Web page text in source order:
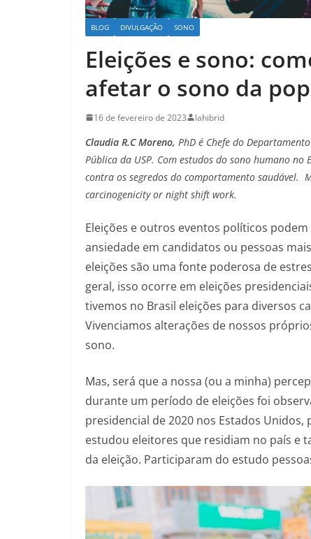
BLOG DIVULGAÇÃO SONO
Eleições e sono:
afetar o sono da
16 de fevereiro de 2023 lahibrid
Claudia R.C Moreno, PhD é Chefe do
Pública da USP. Com estudos do sono humano
contra os segredos do comportamento saudável.
carcinogenicity or night shift work.
Eleições e outros eventos políticos
ansiedade em candidatos ou pessoas
eleições são uma fonte poderosa de
geral, isso ocorre em eleições
tivemos no Brasil eleições para diversos
Vivenciamos alterações de nossos
sono.
Mas, será que a nossa (ou a minha)
durante um período de eleições foi
presidencial de 2020 nos Estados
estudou eleitores que residiam no país e
da eleição. Participaram do estudo